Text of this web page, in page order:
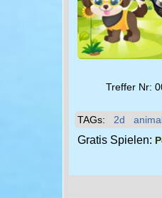
Treffer Nr:
TAGs: 2d
Gratis Spielen: